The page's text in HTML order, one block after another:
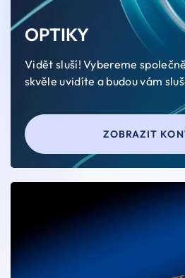
OPTIKY
Vidět sluší! Vybereme
skvěle uvidíte a budou vám
ZOBRAZIT